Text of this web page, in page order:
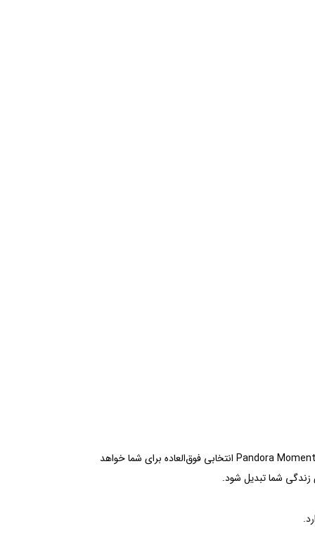
اگر به دنبال دستبندی ظریف و ماندگار هستید که عشق و خاطرات ارزشمند را در قالب طراحی‌ای زیبا به نمایش بگذارد، Pandora Moments Heart Clasp Bangle انتخابی فوق‌العاده برای شما خواهد